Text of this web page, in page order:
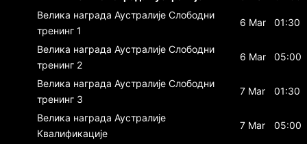
Велика награда Аустралије Слободни
тренинг 1
6 Mar 01:30
Велика награда Аустралије Слободни
тренинг 2
6 Mar 05:00
Велика награда Аустралије Слободни
тренинг 3
7 Mar 01:30
Велика награда Аустралије
Квалификације
7 Mar 05:00